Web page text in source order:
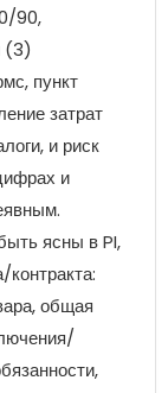
90,
(3)
пункт
затрат
и риск
и
ясны в PI,
контракта:
общая